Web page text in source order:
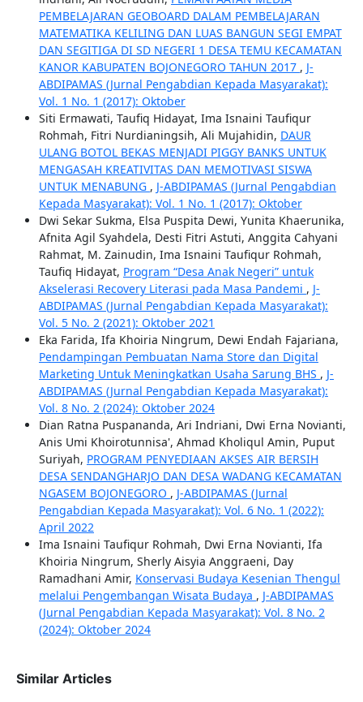
PEMBELAJARAN GEOBOARD DALAM PEMBELAJARAN
MATEMATIKA KELILING DAN LUAS BANGUN SEGI EMPAT
DAN SEGITIGA DI SD NEGERI 1 DESA TEMU KECAMATAN
KANOR KABUPATEN BOJONEGORO TAHUN 2017 , J-
ABDIPAMAS (Jurnal Pengabdian Kepada Masyarakat):
Vol. 1 No. 1 (2017): Oktober
Siti Ermawati, Taufiq Hidayat, Ima Isnaini Taufiqur
Rohmah, Fitri Nurdianingsih, Ali Mujahidin, DAUR
ULANG BOTOL BEKAS MENJADI PIGGY BANKS UNTUK
MENGASAH KREATIVITAS DAN MEMOTIVASI SISWA
UNTUK MENABUNG , J-ABDIPAMAS (Jurnal Pengabdian
Kepada Masyarakat): Vol. 1 No. 1 (2017): Oktober
Dwi Sekar Sukma, Elsa Puspita Dewi, Yunita Khaerunika,
Afnita Agil Syahdela, Desti Fitri Astuti, Anggita Cahyani
Rahmat, M. Zainudin, Ima Isnaini Taufiqur Rohmah,
Taufiq Hidayat, Program “Desa Anak Negeri” untuk
Akselerasi Recovery Literasi pada Masa Pandemi , J-
ABDIPAMAS (Jurnal Pengabdian Kepada Masyarakat):
Vol. 5 No. 2 (2021): Oktober 2021
Eka Farida, Ifa Khoiria Ningrum, Dewi Endah Fajariana,
Pendampingan Pembuatan Nama Store dan Digital
Marketing Untuk Meningkatkan Usaha Sarung BHS , J-
ABDIPAMAS (Jurnal Pengabdian Kepada Masyarakat):
Vol. 8 No. 2 (2024): Oktober 2024
Dian Ratna Puspananda, Ari Indriani, Dwi Erna Novianti,
Anis Umi Khoirotunnisa', Ahmad Kholiqul Amin, Puput
Suriyah, PROGRAM PENYEDIAAN AKSES AIR BERSIH
DESA SENDANGHARJO DAN DESA WADANG KECAMATAN
NGASEM BOJONEGORO , J-ABDIPAMAS (Jurnal
Pengabdian Kepada Masyarakat): Vol. 6 No. 1 (2022):
April 2022
Ima Isnaini Taufiqur Rohmah, Dwi Erna Novianti, Ifa
Khoiria Ningrum, Sherly Aisyia Anggraeni, Day
Ramadhani Amir, Konservasi Budaya Kesenian Thengul
melalui Pengembangan Wisata Budaya , J-ABDIPAMAS
(Jurnal Pengabdian Kepada Masyarakat): Vol. 8 No. 2
(2024): Oktober 2024
Similar Articles